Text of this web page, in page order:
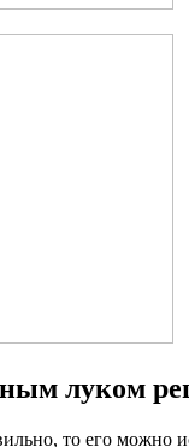
луком
то его можно